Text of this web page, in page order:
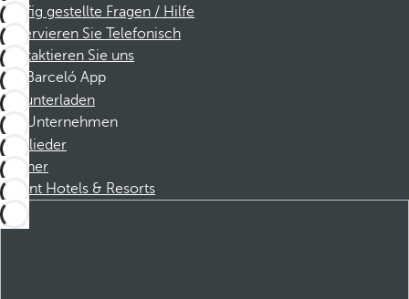
Häufig gestellte Fragen / Hilfe
Reservieren Sie Telefonisch
Kontaktieren Sie uns
Barceló App
Herunterladen
Unternehmen
Mitglieder
Partner
Dorint Hotels & Resorts